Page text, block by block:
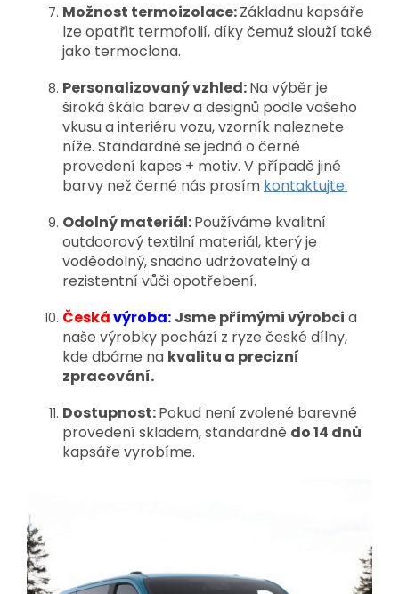
Možnost termoizolace:Základnu kapsáře
lze opatřit termofolií, díky čemuž slouží také
jako termoclona.
Personalizovaný vzhled:Na výběr je
široká škála barev a designů podle vašeho
vkusu a interiéru vozu, vzorník naleznete
níže. Standardně se jedná o černé
provedení kapes + motiv. V případě jiné
barvy než černé nás prosím kontaktujte.
Odolný materiál:Používáme kvalitní
outdoorový textilní materiál, který je
voděodolný, snadno udržovatelný a
rezistentní vůči opotřebení.
Českávýroba: Jsme přímými výrobci a
naše výrobky pochází z ryze české dílny,
kde dbáme na kvalitu a precizní
zpracování.
Dostupnost:Pokud není zvolené barevné
provedení skladem, standardně do 14 dnů
kapsáře vyrobíme.